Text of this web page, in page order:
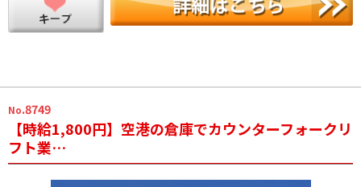
No.8749
【時給1,800円】空港の倉庫でカウンターフォークリ
フト業…